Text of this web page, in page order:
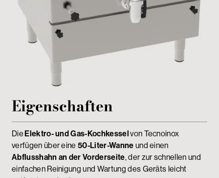
Eigenschaften
DieElektro- und Gas-Kochkesselvon Tecnoinox
verfügen über eine50-Liter-Wanne und einen
Abflusshahn an der Vorderseite, der zur schnellen und
einfachen Reinigung und Wartung des Geräts leicht